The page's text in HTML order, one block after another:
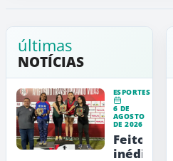
últimas
NOTÍCIAS
ESPORTES
6 DE
AGOSTO
DE 2026
Feito
inédito: